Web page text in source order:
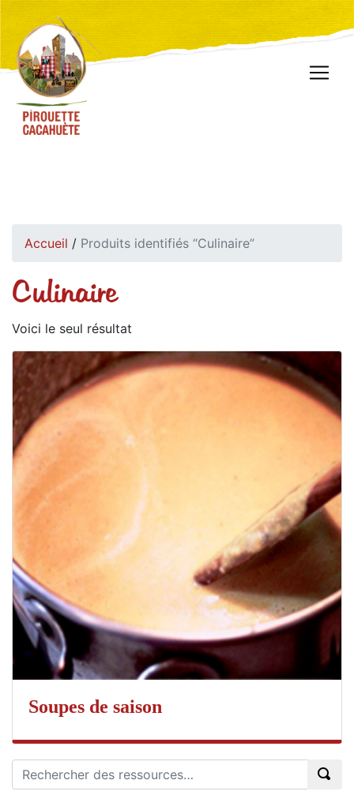
Accueil / Produits identifiés “Culinaire”
Culinaire
Voici le seul résultat
Soupes de saison